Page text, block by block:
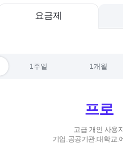
요금제
1주일 1개월
프로
고급 개인 사용
기업.공공기관.대학교.